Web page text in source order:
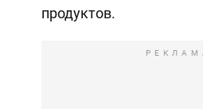
продуктов.